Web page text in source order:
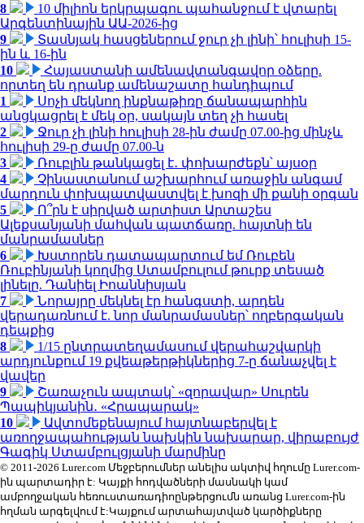
8
10 միլիոն երկրպագու պահանջում է վտարել
Արգենտինային ԱԱ-2026-ից
9
Տասնյակ հասցեներում ջուր չի լինի՝ հուլիսի 15-
ին և 16-ին
10
Հայաստանի ամենավտանգավոր օձերը.
որտեղ են դրանք ամենաշատը հանդիպում
1
Սոչի մեկնող ինքնաթիռը ճանապարհին
անցկացրել է մեկ օր, սակայն տեղ չի հասել
2
Ջուր չի լինի հուլիսի 28-ին ժամը 07.00-ից մինչև
հուլիսի 29-ը ժամը 07.00-ն
3
Ռուբլին թանկացել է․ փոխարժեքն՝ այսօր
4
Չինաստանում աշխարհում առաջին անգամ
մարդուն փոխպատվաստվել է խոզի մի քանի օրգան
5
Ո՞րն է սիրված արտիստ Արտաշես
Ալեքսանյանի մահվան պատճառը. հայտնի են
մանրամասներ
6
Խստորեն դատապարտում եմ Ռուբեն
Ռուբինյանի կողմից Ստամբուլում թուրք տեսած
լինելը. Դանիել Իոաննիսյան
7
Նորայրը մեկնել էր հանգստի, արդեն
վերադառնում է. նոր մանրամասներ՝ ողբերգական
դեպքից
8
1/15 ընտրատեղամասում վերահաշվարկի
արդյունքում 19 քվեաթերթիկներից 7-ը ճանաչվել է
վավեր
9
Շառաչուն ապտակ՝ «զորավար» Սուրեն
Պապիկյանին․ «Հրապարակ»
10
Ավտոմեքենայում հայտնաբերվել է
առողջապահության նախկին նախարար, վիրաբույժ
Գագիկ Ստամբուլցյանի մարմինը
© 2011-2026 Lurer.com Մեջբերումներ անելիս ակտիվ հղումը Lurer.com-
ին պարտադիր է: Կայքի հոդվածների մասնակի կամ
ամբողջական հեռուստառադիոընթերցումն առանց Lurer.com-ին
հղման արգելվում է:Կայքում արտահայտված կարծիքները